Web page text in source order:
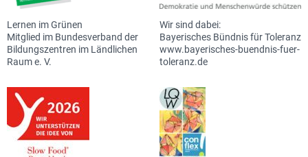
Lernen im Grünen
Mitglied im Bundesverband der
Bildungszentren im Ländlichen
Raum e. V.
Wir sind dabei:
Bayerisches Bündnis für Toleranz
www.bayerisches-buendnis-fuer-
toleranz.de